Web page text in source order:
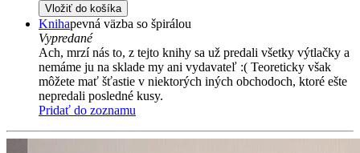
Vložiť do košíka
Knihapevná väzba so špirálou
Vypredané
Ach, mrzí nás to, z tejto knihy sa už predali všetky výtlačky a
nemáme ju na sklade my ani vydavateľ :( Teoreticky však
môžete mať šťastie v niektorých iných obchodoch, ktoré ešte
nepredali posledné kusy.
Pridať do zoznamu